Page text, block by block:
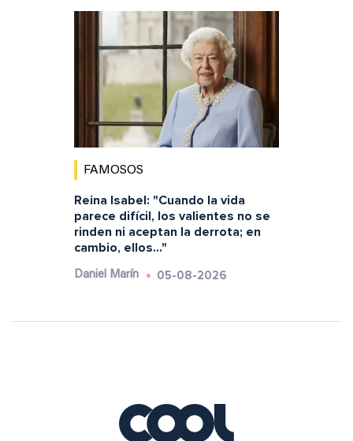
FAMOSOS
Reina Isabel: "Cuando la vida
parece difícil, los valientes no se
rinden ni aceptan la derrota; en
cambio, ellos..."
Daniel Marín 05-08-2026